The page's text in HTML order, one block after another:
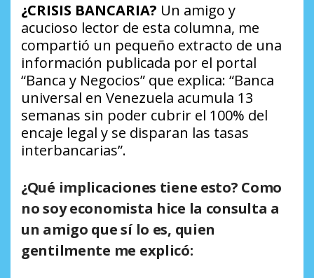
¿CRISIS BANCARIA? Un amigo y
acucioso lector de esta columna, me
compartió un pequeño extracto de una
información publicada por el portal
“Banca y Negocios” que explica: “Banca
universal en Venezuela acumula 13
semanas sin poder cubrir el 100% del
encaje legal y se disparan las tasas
interbancarias”.
¿Qué implicaciones tiene esto? Como
no soy economista hice la consulta a
un amigo que sí lo es, quien
gentilmente me explicó: